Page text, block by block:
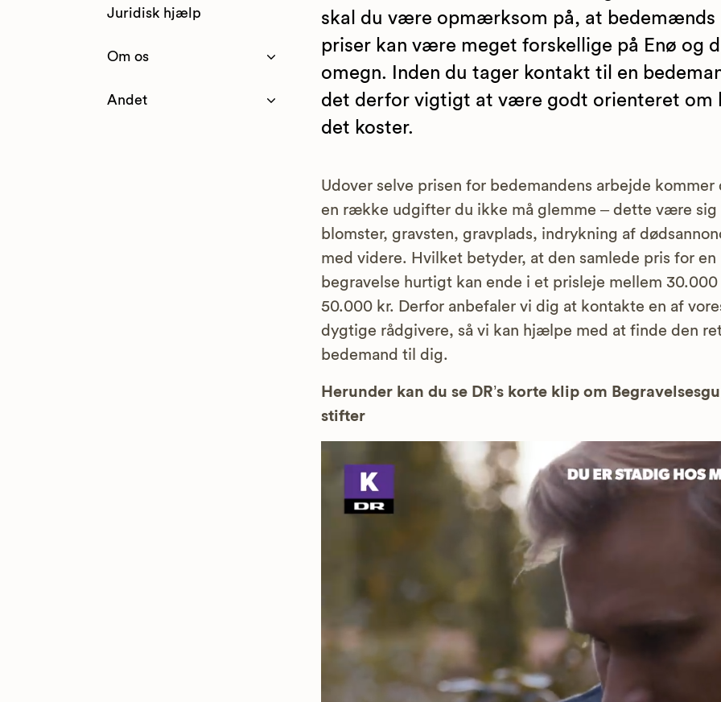
Juridisk hjælp
Om os
Andet
skal du være opmærksom på, at bedemænds
priser kan være meget forskellige på Enø og
omegn. Inden du tager kontakt til en
det derfor vigtigt at være godt orienteret om
det koster.
Udover selve prisen for bedemandens arbejde kommer
en række udgifter du ikke må glemme – dette være sig
blomster, gravsten, gravplads, indrykning af
med videre. Hvilket betyder, at den samlede pris for en
begravelse hurtigt kan ende i et prisleje mellem 30.000
50.000 kr. Derfor anbefaler vi dig at kontakte en af
dygtige rådgivere, så vi kan hjælpe med at finde den
bedemand til dig.
Herunder kan du se DR’s korte klip om
stifter